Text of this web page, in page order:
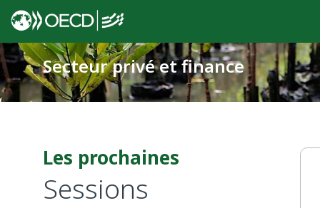
Secteur privé et finance
Les prochaines
Sessions